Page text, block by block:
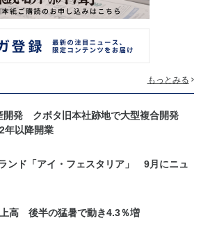
もっとみる
開発 クボタ旧本社跡地で大型複合開発
年以降開業
ンド「アイ・フェスタリア」 9月にニュ
上高 後半の猛暑で動き4.3％増